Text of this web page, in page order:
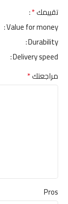
تقييمك*
Value for money
Durability
Delivery speed
مراجعتك*
Pros